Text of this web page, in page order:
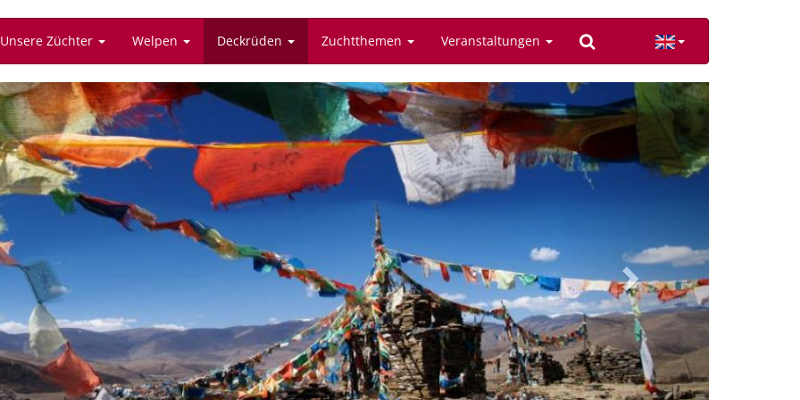
Unsere Züchter Welpen Deckrüden Zuchtthemen Veranstaltungen
Next